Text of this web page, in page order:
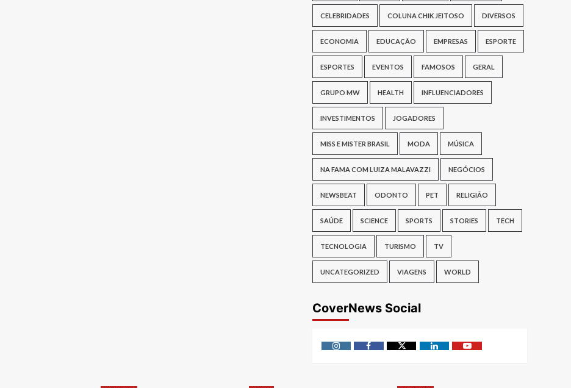
CELEBRIDADES COLUNA CHIK JEITOSO DIVERSOS
ECONOMIA EDUCAÇÃO EMPRESAS ESPORTE
ESPORTES EVENTOS FAMOSOS GERAL
GRUPO MW HEALTH INFLUENCIADORES
INVESTIMENTOS JOGADORES
MISS E MISTER BRASIL MODA MÚSICA
NA FAMA COM LUIZA MALAVAZZI NEGÓCIOS
NEWSBEAT ODONTO PET RELIGIÃO
SAÚDE SCIENCE SPORTS STORIES TECH
TECNOLOGIA TURISMO TV
UNCATEGORIZED VIAGENS WORLD
CoverNews Social
InstagramFacebookTwitter LinkedinYoutube